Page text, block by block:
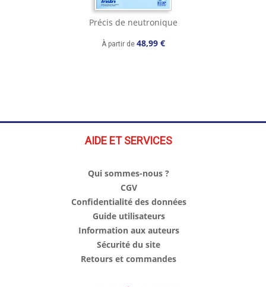
Précis de neutronique
À partir de 48,99 €
AIDE ET SERVICES
Qui sommes-nous ?
CGV
Confidentialité des données
Guide utilisateurs
Information aux auteurs
Sécurité du site
Retours et commandes